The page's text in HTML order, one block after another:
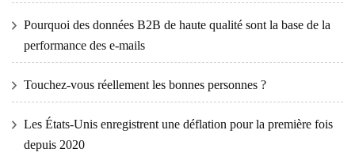
Pourquoi des données B2B de haute qualité sont la base de la
performance des e-mails
Touchez-vous réellement les bonnes personnes ?
Les États-Unis enregistrent une déflation pour la première fois
depuis 2020